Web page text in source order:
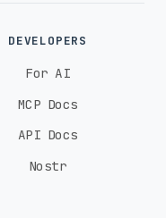
DEVELOPERS
For AI
MCP Docs
API Docs
Nostr